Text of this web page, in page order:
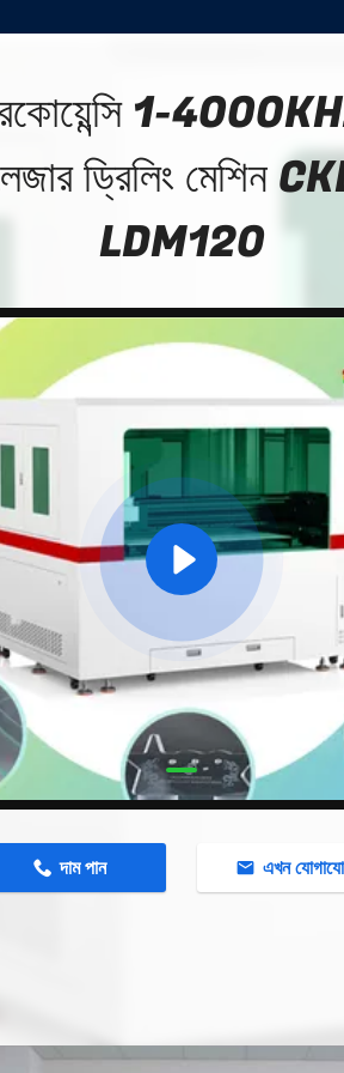
1-
ড্রিলিং মেশিন
LDM120
দাম পান এখন